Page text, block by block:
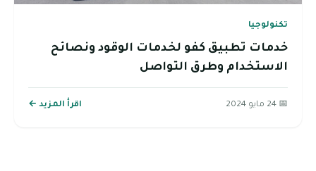
تكنولوجيا
خدمات تطبيق كفو لخدمات الوقود ونصائح
الاستخدام وطرق التواصل
📅 24 مايو 2024 اقرأ المزيد ←